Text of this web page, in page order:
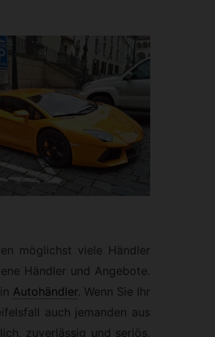
möglichst viele Händler
Händler und Angebote.
Autohändler. Wenn Sie Ihr
auch jemanden aus
zuverlässig und seriös.